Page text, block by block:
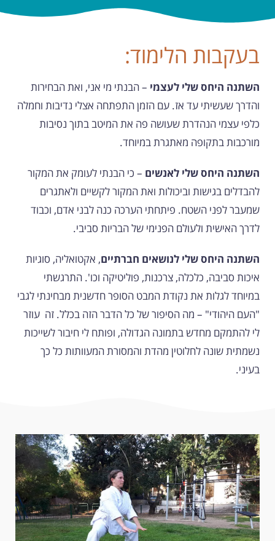
בעקבות הלימוד:
השתנה היחס שלי לעצמי – הבנתי מי אני, ואת הבחירות
והדרך שעשיתי עד אז. עם הזמן התפתחה אצלי נדיבות וחמלה
כלפי עצמי הנהדרת שעושה פה את המיטב בתוך נסיבות
מורכבות בתקופה מאתגרת במיוחד.
השתנה היחס שלי לאנשים – כי הבנתי לעומק את המקור
להבדלים בגישות וביכולות ואת המקור לקשיים ולאתגרים
שמעבר לפני השטח. פיתחתי הערכה כנה לבני אדם, וכבוד
לדרך האישית ולעולם הפנימי של הבריות סביבי.
השתנה היחס שלי לנושאים חברתיים, אקטואליה, סוגיות
איכות סביבה, כלכלה, צרכנות, פוליטיקה וכו'. התרגשתי
במיוחד לגלות את נקודת המבט הסופר חדשנית מבחינתי לגבי
"העם היהודי" – מה הסיפור של כל הדבר הזה בכלל. זה עוזר
לי להתמקם מחדש בתמונה הגדולה, ופותח לי חיבור לשייכות
נשמתית שונה לחלוטין מהדת והמסורת המעוותות כל כך
בעיני.